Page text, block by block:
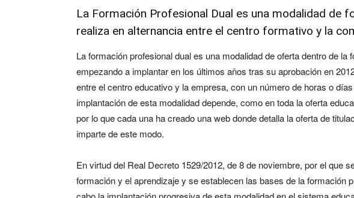
La Formación Profesional Dual es una modalidad de
realiza en alternancia entre el centro formativo y la
La formación profesional dual es una modalidad de oferta dentro de la
empezando a implantar en los últimos años tras su aprobación en
entre el centro educativo y la empresa, con un número de horas o
implantación de esta modalidad depende, como en toda la oferta
por lo que cada una ha creado una web donde detalla la oferta de
imparte de este modo.
En virtud del Real Decreto 1529/2012, de 8 de noviembre, por el que
formación y el aprendizaje y se establecen las bases de la formación